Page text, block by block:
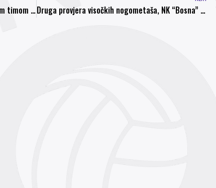
Mahir Tekešinović potpisao ugovor s prvim timom NK Bosna Druga provjera visočkih nogometaša, NK “Bosna” slavila protiv ekipe Sašk Napredak